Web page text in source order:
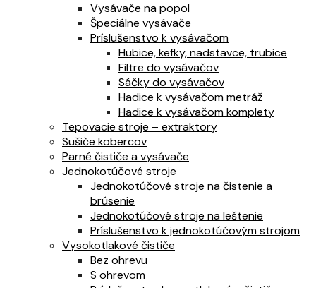
Vysávače na popol
Špeciálne vysávače
Príslušenstvo k vysávačom
Hubice, kefky, nadstavce, trubice
Filtre do vysávačov
Sáčky do vysávačov
Hadice k vysávačom metráž
Hadice k vysávačom komplety
Tepovacie stroje – extraktory
Sušiče kobercov
Parné čističe a vysávače
Jednokotúčové stroje
Jednokotúčové stroje na čistenie a
brúsenie
Jednokotúčové stroje na leštenie
Príslušenstvo k jednokotúčovým strojom
Vysokotlakové čističe
Bez ohrevu
S ohrevom